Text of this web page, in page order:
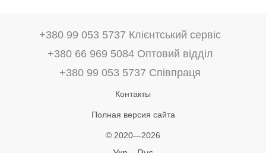
+380 99 053 5737 Клієнтський сервіс
+380 66 969 5084 Оптовий відділ
+380 99 053 5737 Співпраця
Контакты
Полная версия сайта
© 2020—2026